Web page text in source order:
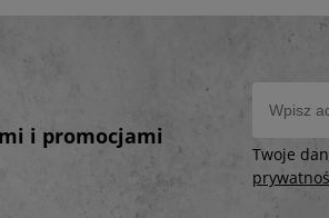
i promocjami
Twoje